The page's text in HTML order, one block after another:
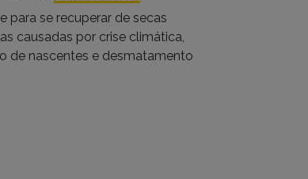
para se recuperar de secas
causadas por crise climática,
de nascentes e desmatamento